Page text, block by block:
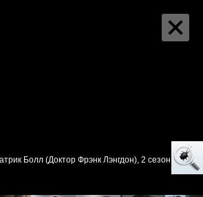
Болл (Доктор Фрэнк Лэнгдон), 2 сезон 11